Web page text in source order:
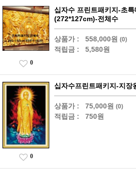
십자수 프린트패키지-초
(272*127cm)-전체수
상품가 : 558,000원 (0)
적립금 : 5,580원
0
십자수프린트패키지-지장
상품가 : 75,000원 (0)
적립금 : 750원
0